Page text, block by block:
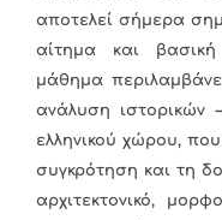
αποτελεί σήμερα
αίτημα και βασική
μάθημα
ανάλυση ιστορικών
ελληνικού χώρου,
συγκρότηση και τη
αρχιτεκτονικό,